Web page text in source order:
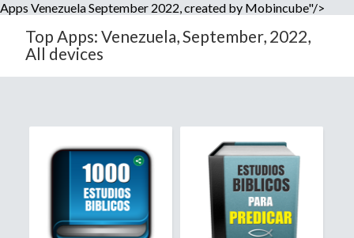
Apps Venezuela September 2022, created by Mobincube"/>
Top Apps: Venezuela, September, 2022,
All devices